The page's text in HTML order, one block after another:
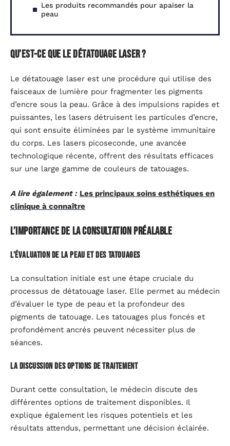
Les produits recommandés pour apaiser la
peau
Qu’est-ce que le détatouage laser ?
Le détatouage laser est une procédure qui utilise des
faisceaux de lumière pour fragmenter les pigments
d’encre sous la peau. Grâce à des impulsions rapides et
puissantes, les lasers détruisent les particules d’encre,
qui sont ensuite éliminées par le système immunitaire
du corps. Les lasers picoseconde, une avancée
technologique récente, offrent des résultats efficaces
sur une large gamme de couleurs de tatouages.
A lire également : Les principaux soins esthétiques en
clinique à connaître
L’importance de la consultation préalable
L’évaluation de la peau et des tatouages
La consultation initiale est une étape cruciale du
processus de détatouage laser. Elle permet au médecin
d’évaluer le type de peau et la profondeur des
pigments de tatouage. Les tatouages plus foncés et
profondément ancrés peuvent nécessiter plus de
séances.
La discussion des options de traitement
Durant cette consultation, le médecin discute des
différentes options de traitement disponibles. Il
explique également les risques potentiels et les
résultats attendus, permettant une décision éclairée.